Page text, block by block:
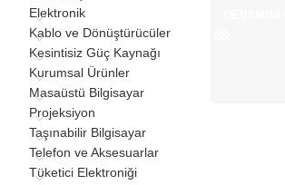
Elektronik
Kablo ve Dönüştürücüler
Kesintisiz Güç Kaynağı
Kurumsal Ürünler
Masaüstü Bilgisayar
Projeksiyon
Taşınabilir Bilgisayar
Telefon ve Aksesuarlar
Tüketici Elektroniği